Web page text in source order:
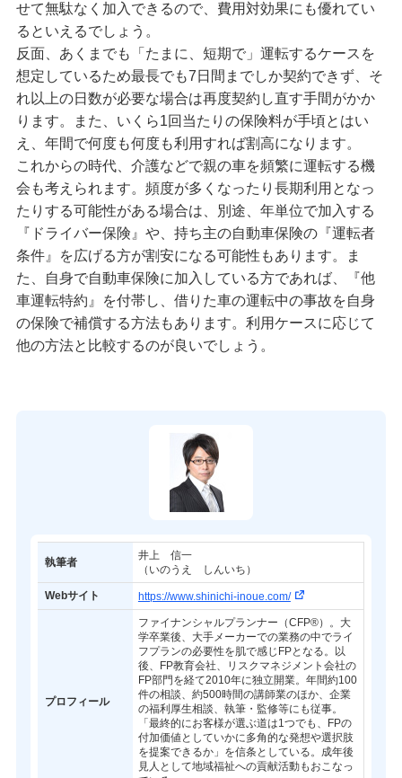
せて無駄なく加入できるので、費用対効果にも優れてい
るといえるでしょう。
反面、あくまでも「たまに、短期で」運転するケースを
想定しているため最長でも7日間までしか契約できず、そ
れ以上の日数が必要な場合は再度契約し直す手間がかか
ります。また、いくら1回当たりの保険料が手頃とはい
え、年間で何度も何度も利用すれば割高になります。
これからの時代、介護などで親の車を頻繁に運転する機
会も考えられます。頻度が多くなったり長期利用となっ
たりする可能性がある場合は、別途、年単位で加入する
『ドライバー保険』や、持ち主の自動車保険の『運転者
条件』を広げる方が割安になる可能性もあります。ま
た、自身で自動車保険に加入している方であれば、『他
車運転特約』を付帯し、借りた車の運転中の事故を自身
の保険で補償する方法もあります。利用ケースに応じて
他の方法と比較するのが良いでしょう。
執筆者
井上 信一
（いのうえ しんいち）
Webサイト https://www.shinichi-inoue.com/
プロフィール
ファイナンシャルプランナー（CFP®）。大
学卒業後、大手メーカーでの業務の中でライ
フプランの必要性を肌で感じFPとなる。以
後、FP教育会社、リスクマネジメント会社の
FP部門を経て2010年に独立開業。年間約100
件の相談、約500時間の講師業のほか、企業
の福利厚生相談、執筆・監修等にも従事。
「最終的にお客様が選ぶ道は1つでも、FPの
付加価値としていかに多角的な発想や選択肢
を提案できるか」を信条としている。成年後
見人として地域福祉への貢献活動もおこなっ